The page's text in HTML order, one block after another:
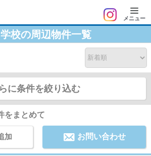
メニュー
校の周辺物件一覧
に条件を絞り込む
をまとめて
加 お問い合わせ